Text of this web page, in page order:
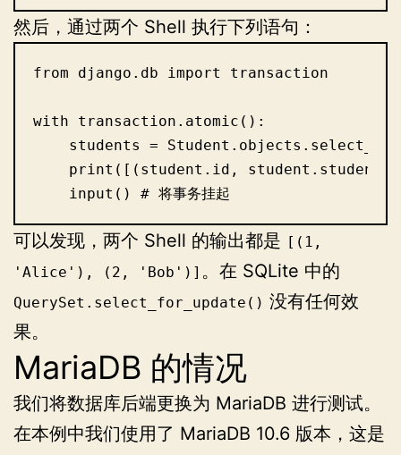
然后，通过两个 Shell 执行下列语句：
from django.db import transaction
with transaction.atomic():
students =
print([(student.id,
    input() # 将事务挂起
可以发现，两个 Shell 的输出都是 [(1,
'Alice'), (2, 'Bob')] 。在 SQLite 中的
QuerySet.select_for_update() 没有任何效
果。
MariaDB 的情况
我们将数据库后端更换为 MariaDB 进行测试。
在本例中我们使用了 MariaDB 10.6 版本，这是